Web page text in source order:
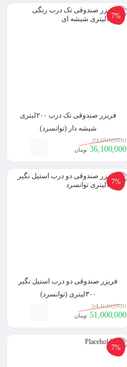
7%
فریزر صندوقی تک درب ۲۰۰لیتری
شیشه دار (توانسرد)
39,000,000
36,100,000 تومان
7%
فریزر صندوقی دو درب استیل نگیر
۳۰۰لیتری (توانسرد)
54,650,000
51,000,000 تومان
7%